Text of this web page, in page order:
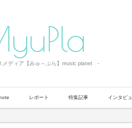
メディア【みゅ～ぷら】music planet -
レポート 特集記事 インタビ